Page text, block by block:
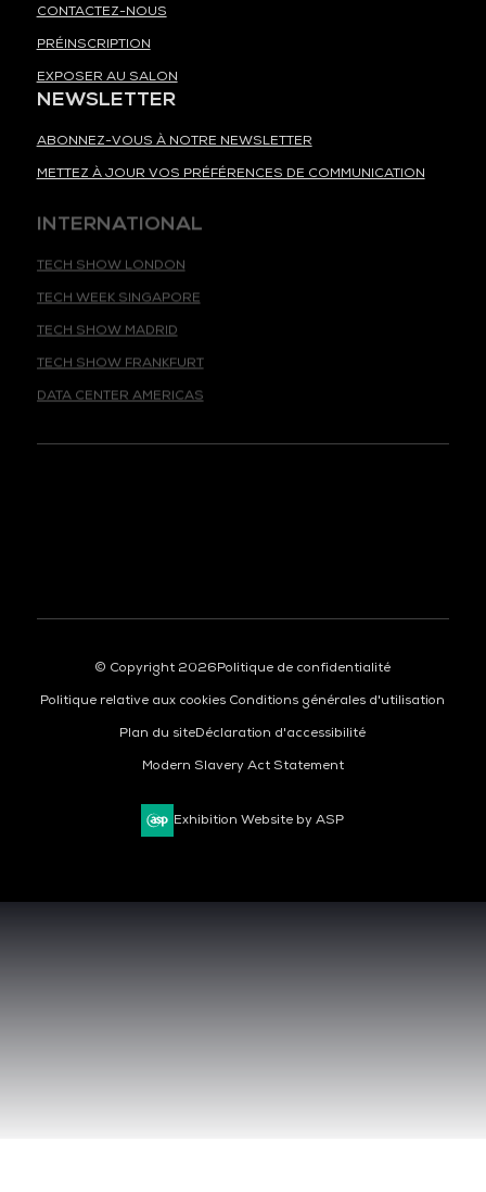
CONTACTEZ-NOUS
PRÉINSCRIPTION
EXPOSER AU SALON
NEWSLETTER
ABONNEZ-VOUS À NOTRE NEWSLETTER
METTEZ À JOUR VOS PRÉFÉRENCES DE COMMUNICATION
TECH WEEK SINGAPORE
TECH SHOW MADRID
TECH SHOW FRANKFURT
DATA CENTER AMERICAS
© Copyright 2026Politique de confidentialité
Politique relative aux cookies Conditions générales d'utilisation
Plan du siteDéclaration d'accessibilité
Modern Slavery Act Statement
Exhibition Website by ASP